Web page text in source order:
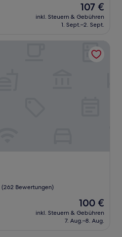
Der
Preis
beträgt
107 €
inkl. Steuern & Gebühren
1. Sept.–2. Sept.
(262 Bewertungen)
Der
Preis
beträgt
100 €
inkl. Steuern & Gebühren
7. Aug.–8. Aug.